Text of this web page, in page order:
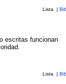
Lista |
escritas funcionan
Lista |